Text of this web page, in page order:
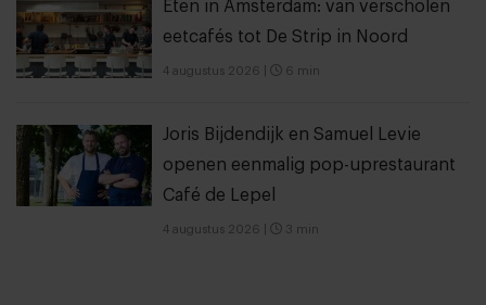
Eten in Amsterdam: van verscholen
eetcafés tot De Strip in Noord
4 augustus 2026 6 min
Joris Bijdendijk en Samuel Levie
openen eenmalig pop-uprestaurant
Café de Lepel
4 augustus 2026 3 min